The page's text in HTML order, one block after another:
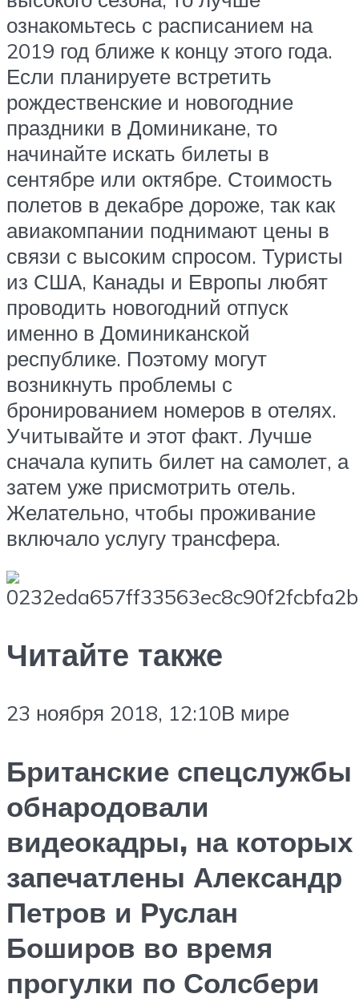
ознакомьтесь с расписанием на
2019 год ближе к концу этого года.
Если планируете встретить
рождественские и новогодние
праздники в Доминикане, то
начинайте искать билеты в
сентябре или октябре. Стоимость
полетов в декабре дороже, так как
авиакомпании поднимают цены в
связи с высоким спросом. Туристы
из США, Канады и Европы любят
проводить новогодний отпуск
именно в Доминиканской
республике. Поэтому могут
возникнуть проблемы с
бронированием номеров в отелях.
Учитывайте и этот факт. Лучше
сначала купить билет на самолет, а
затем уже присмотрить отель.
Желательно, чтобы проживание
включало услугу трансфера.
Читайте также
23 ноября 2018, 12:10В мире
Британские спецслужбы
обнародовали
видеокадры, на которых
запечатлены Александр
Петров и Руслан
Боширов во время
прогулки по Солсбери